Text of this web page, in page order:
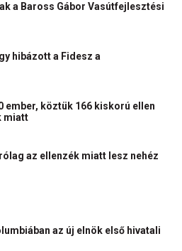
a Baross Gábor Vasútfejlesztési
hibázott a Fidesz a
ember, köztük 166 kiskorú ellen
miatt
az ellenzék miatt lesz nehéz
az új elnök első hivatali